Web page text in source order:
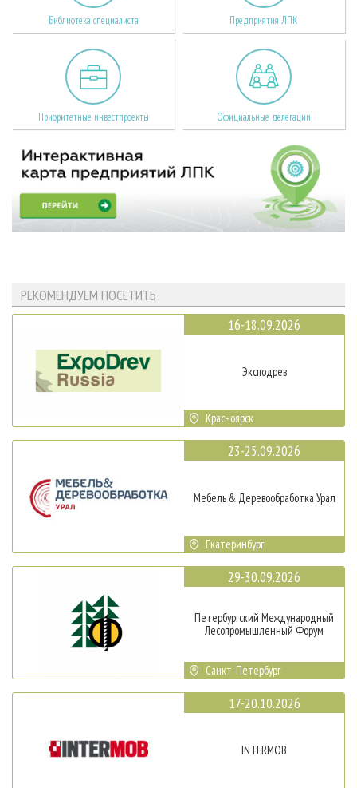
Библиотека специалиста Предприятия ЛПК
Приоритетные инвестпроекты Официальные делегации
РЕКОМЕНДУЕМ ПОСЕТИТЬ
16-18.09.2026
Эксподрев
Красноярск
23-25.09.2026
Мебель & Деревообработка Урал
Екатеринбург
29-30.09.2026
Петербургский Международный
Лесопромышленный Форум
Санкт-Петербург
17-20.10.2026
INTERMOB